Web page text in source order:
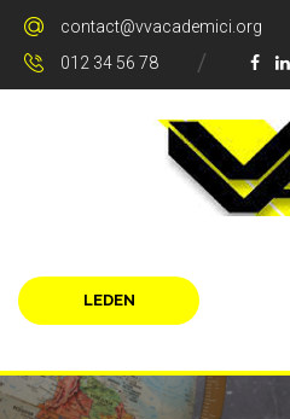
contact@vvacademici.org
012 34 56 78
LEDEN